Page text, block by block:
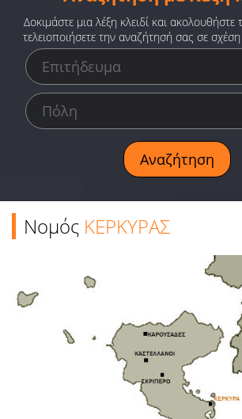
Ειδήσεις
Παιχνίδια
Ραδιόφωνο
Ταινίες
Δοκιμάστε μια λέξη κλειδί και
τελειοποιήσετε την αναζήτησή σας σε
Νομός ΚΕΡΚΥΡΑΣ